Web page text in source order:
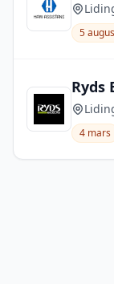
5
Ryds
4 mars